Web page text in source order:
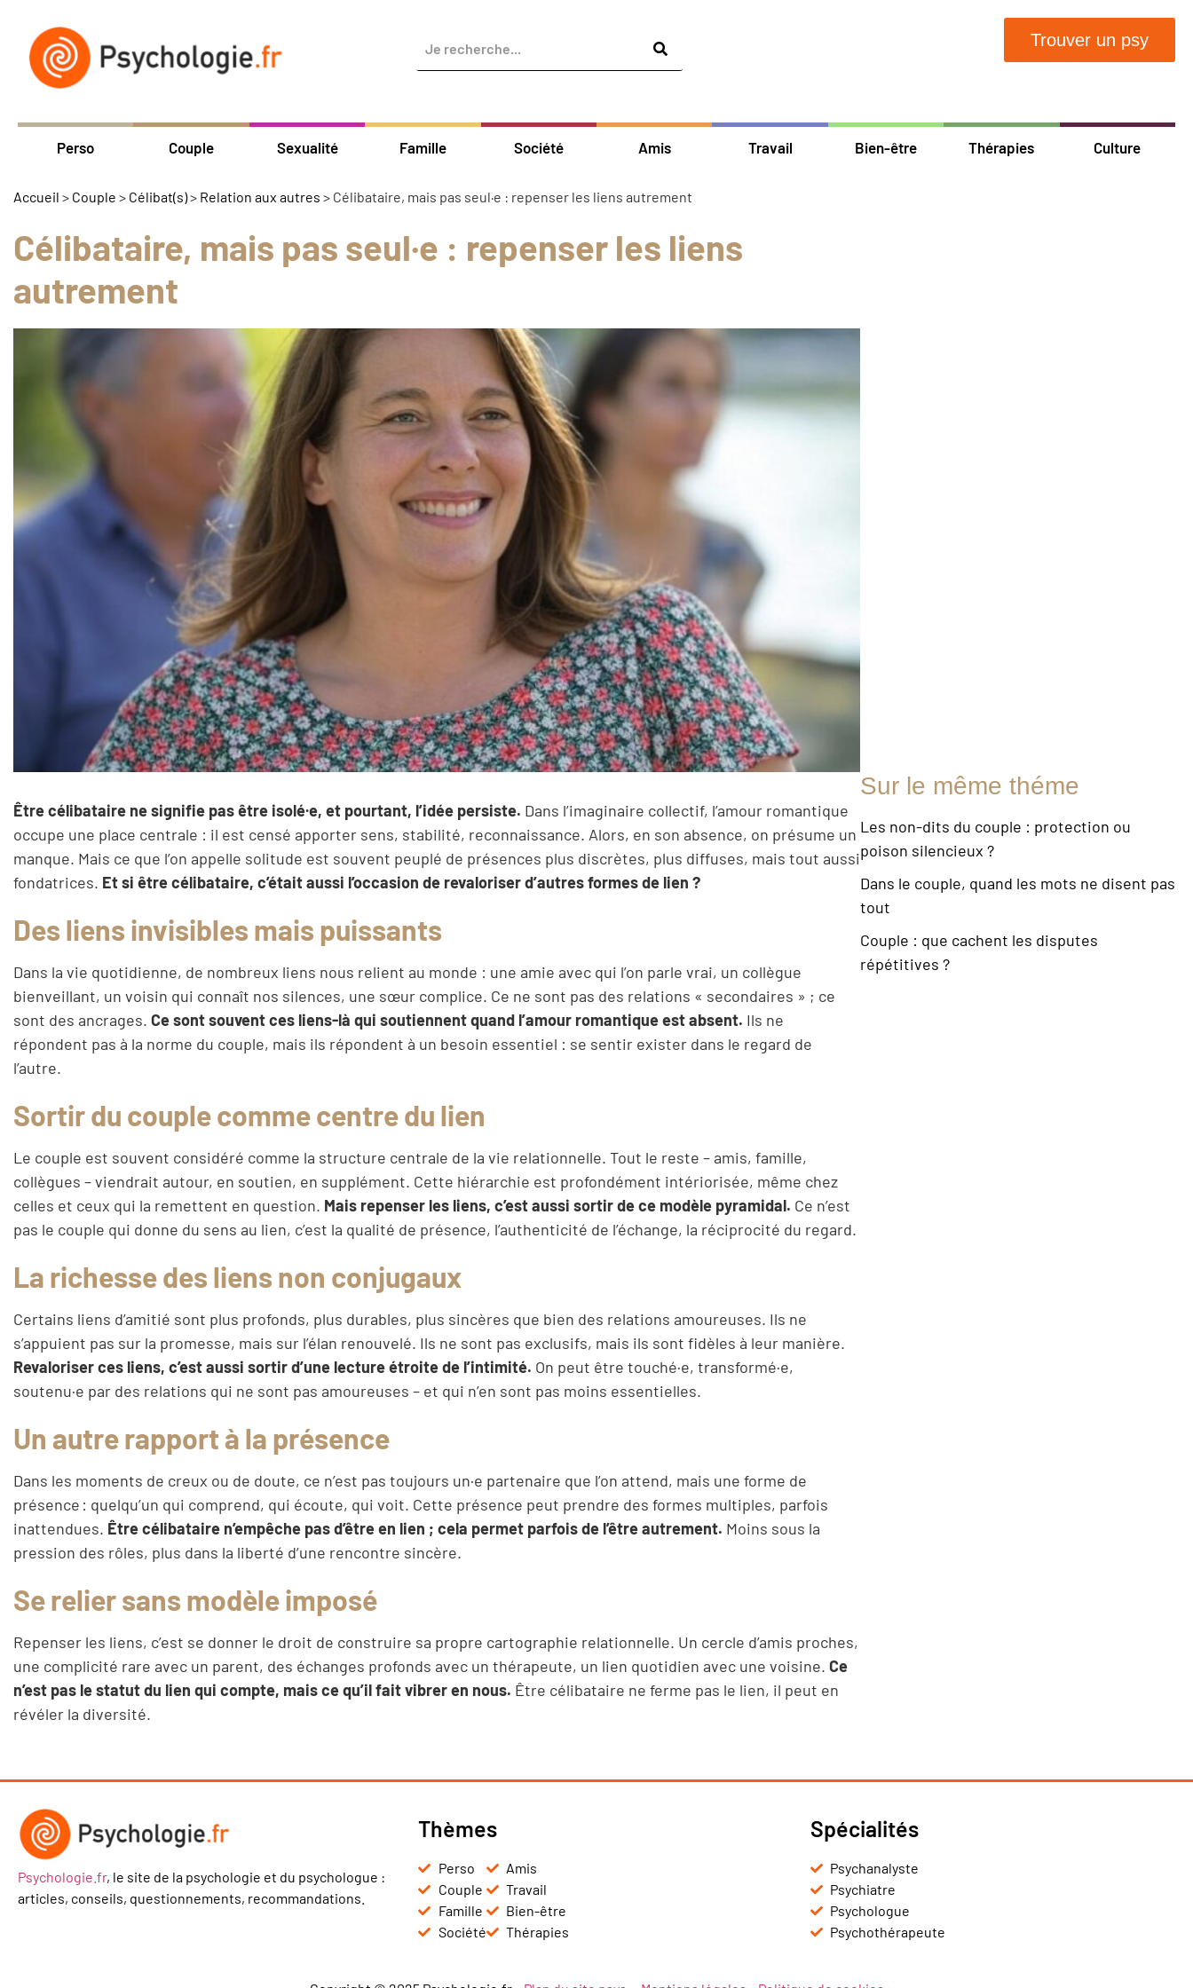
Trouver un psy
Perso Couple Sexualité Famille Société Amis Travail Bien-être Thérapies Culture
Accueil > Couple > Célibat(s)> Relation aux autres > Célibataire, mais pas seul·e : repenser les liens autrement
Célibataire, mais pas seul·e : repenser les liens
autrement
Être célibataire ne signifie pas être isolé·e, et pourtant, l’idée persiste. Dans l’imaginaire collectif, l’amour romantique
occupe une place centrale : il est censé apporter sens, stabilité, reconnaissance. Alors, en son absence, on présume un
manque. Mais ce que l’on appelle solitude est souvent peuplé de présences plus discrètes, plus diffuses, mais tout aussi
fondatrices. Et si être célibataire, c’était aussi l’occasion de revaloriser d’autres formes de lien ?
Des liens invisibles mais puissants
Dans la vie quotidienne, de nombreux liens nous relient au monde : une amie avec qui l’on parle vrai, un collègue
bienveillant, un voisin qui connaît nos silences, une sœur complice. Ce ne sont pas des relations « secondaires » ; ce
sont des ancrages. Ce sont souvent ces liens-là qui soutiennent quand l’amour romantique est absent. Ils ne
répondent pas à la norme du couple, mais ils répondent à un besoin essentiel : se sentir exister dans le regard de
l’autre.
Sortir du couple comme centre du lien
Le couple est souvent considéré comme la structure centrale de la vie relationnelle. Tout le reste – amis, famille,
collègues – viendrait autour, en soutien, en supplément. Cette hiérarchie est profondément intériorisée, même chez
celles et ceux qui la remettent en question. Mais repenser les liens, c’est aussi sortir de ce modèle pyramidal. Ce n’est
pas le couple qui donne du sens au lien, c’est la qualité de présence, l’authenticité de l’échange, la réciprocité du regard.
La richesse des liens non conjugaux
Certains liens d’amitié sont plus profonds, plus durables, plus sincères que bien des relations amoureuses. Ils ne
s’appuient pas sur la promesse, mais sur l’élan renouvelé. Ils ne sont pas exclusifs, mais ils sont fidèles à leur manière.
Revaloriser ces liens, c’est aussi sortir d’une lecture étroite de l’intimité. On peut être touché·e, transformé·e,
soutenu·e par des relations qui ne sont pas amoureuses – et qui n’en sont pas moins essentielles.
Un autre rapport à la présence
Dans les moments de creux ou de doute, ce n’est pas toujours un·e partenaire que l’on attend, mais une forme de
présence : quelqu’un qui comprend, qui écoute, qui voit. Cette présence peut prendre des formes multiples, parfois
inattendues. Être célibataire n’empêche pas d’être en lien ; cela permet parfois de l’être autrement. Moins sous la
pression des rôles, plus dans la liberté d’une rencontre sincère.
Se relier sans modèle imposé
Repenser les liens, c’est se donner le droit de construire sa propre cartographie relationnelle. Un cercle d’amis proches,
une complicité rare avec un parent, des échanges profonds avec un thérapeute, un lien quotidien avec une voisine. Ce
n’est pas le statut du lien qui compte, mais ce qu’il fait vibrer en nous. Être célibataire ne ferme pas le lien, il peut en
révéler la diversité.
Sur le même théme
Les non-dits du couple : protection ou
poison silencieux ?
Dans le couple, quand les mots ne disent pas
tout
Couple : que cachent les disputes
répétitives ?
Psychologie.fr, le site de la psychologie et du psychologue :
articles, conseils, questionnements, recommandations.
Thèmes
Perso
Couple
Famille
Société
Amis
Travail
Bien-être
Thérapies
Spécialités
Psychanalyste
Psychiatre
Psychologue
Psychothérapeute